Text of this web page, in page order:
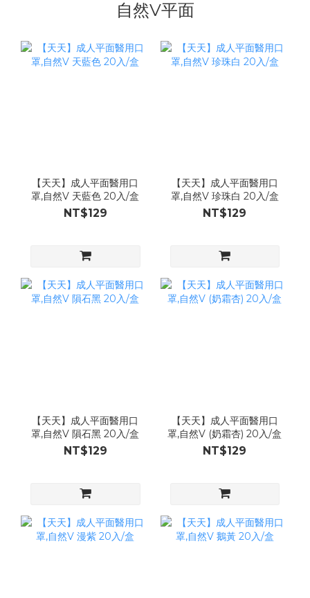
自然V平面
【天天】成人平面醫用口
罩,自然V 天藍色 20入/盒
NT$129
【天天】成人平面醫用口
罩,自然V 珍珠白 20入/盒
NT$129
【天天】成人平面醫用口
罩,自然V 隕石黑 20入/盒
NT$129
【天天】成人平面醫用口
罩,自然V (奶霜杏) 20入/盒
NT$129